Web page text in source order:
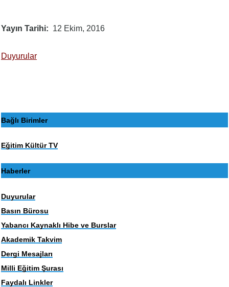
Yayın Tarihi 12 Ekim, 2016
Duyurular
Bağlı Birimler
Eğitim Kültür TV
Haberler
Duyurular
Basın Bürosu
Yabancı Kaynaklı Hibe ve Burslar
Akademik Takvim
Dergi Mesajları
Milli Eğitim Şurası
Faydalı Linkler